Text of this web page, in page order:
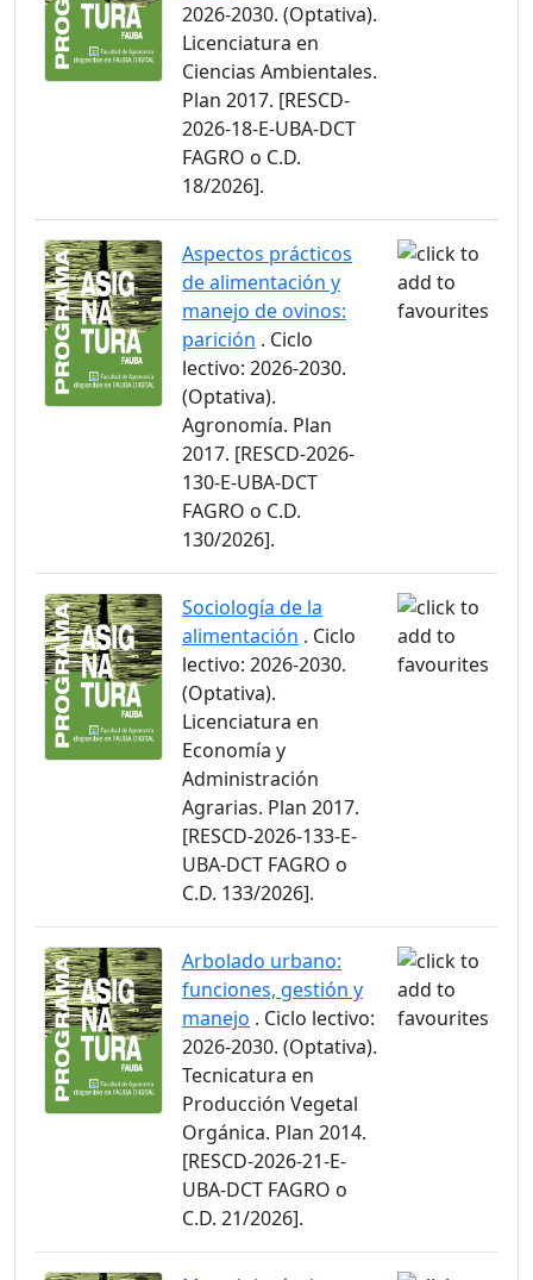
2026-2030. (Optativa).
Licenciatura en
Ciencias Ambientales.
Plan 2017. [RESCD-
2026-18-E-UBA-DCT
FAGRO o C.D.
18/2026].
Aspectos prácticos
de alimentación y
manejo de ovinos:
parición . Ciclo
lectivo: 2026-2030.
(Optativa).
Agronomía. Plan
2017. [RESCD-2026-
130-E-UBA-DCT
FAGRO o C.D.
130/2026].
Sociología de la
alimentación . Ciclo
lectivo: 2026-2030.
(Optativa).
Licenciatura en
Economía y
Administración
Agrarias. Plan 2017.
[RESCD-2026-133-E-
UBA-DCT FAGRO o
C.D. 133/2026].
Arbolado urbano:
funciones, gestión y
manejo . Ciclo lectivo:
2026-2030. (Optativa).
Tecnicatura en
Producción Vegetal
Orgánica. Plan 2014.
[RESCD-2026-21-E-
UBA-DCT FAGRO o
C.D. 21/2026].